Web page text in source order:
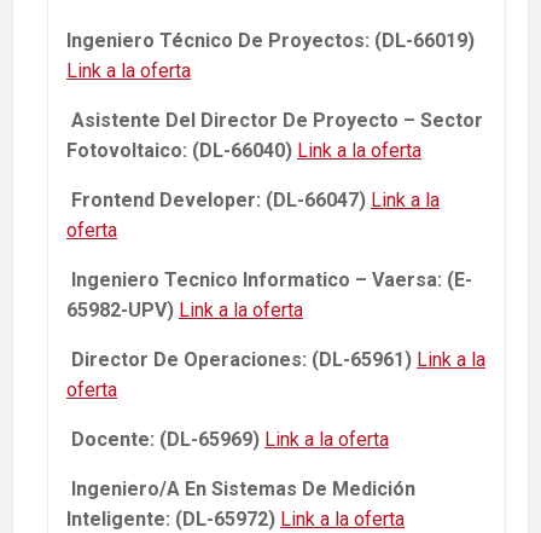
Ingeniero Técnico De Proyectos: (DL-66019)
Link a la oferta
Asistente Del Director De Proyecto – Sector
Fotovoltaico: (DL-66040) Link a la oferta
Frontend Developer: (DL-66047) Link a la
oferta
Ingeniero Tecnico Informatico – Vaersa: (E-
65982-UPV) Link a la oferta
Director De Operaciones: (DL-65961) Link a la
oferta
Docente: (DL-65969) Link a la oferta
Ingeniero/A En Sistemas De Medición
Inteligente: (DL-65972) Link a la oferta